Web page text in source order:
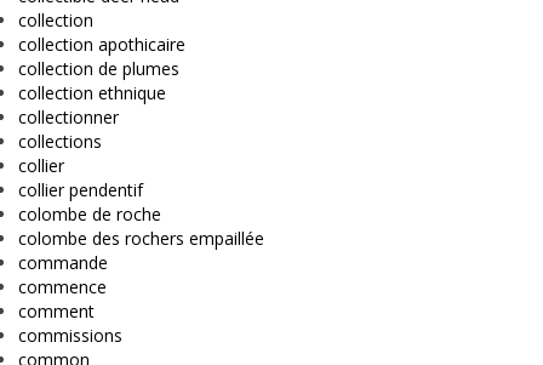
collection
collection apothicaire
collection de plumes
collection ethnique
collectionner
collections
collier
collier pendentif
colombe de roche
colombe des rochers empaillée
commande
commence
comment
commissions
common